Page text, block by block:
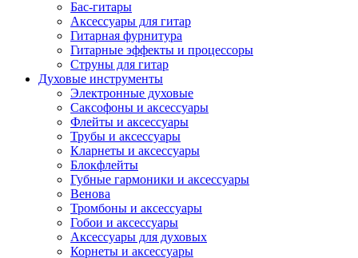
Бас-гитары
Аксессуары для гитар
Гитарная фурнитура
Гитарные эффекты и процессоры
Струны для гитар
Духовые инструменты
Электронные духовые
Саксофоны и аксессуары
Флейты и аксессуары
Трубы и аксессуары
Кларнеты и аксессуары
Блокфлейты
Губные гармоники и аксессуары
Венова
Тромбоны и аксессуары
Гобои и аксессуары
Аксессуары для духовых
Корнеты и аксессуары